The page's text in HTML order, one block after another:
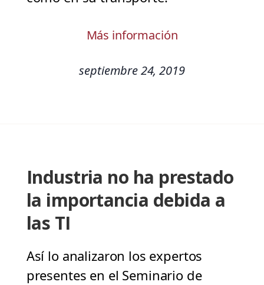
Más información
septiembre 24, 2019
Industria no ha prestado
la importancia debida a
las TI
Así lo analizaron los expertos
presentes en el Seminario de